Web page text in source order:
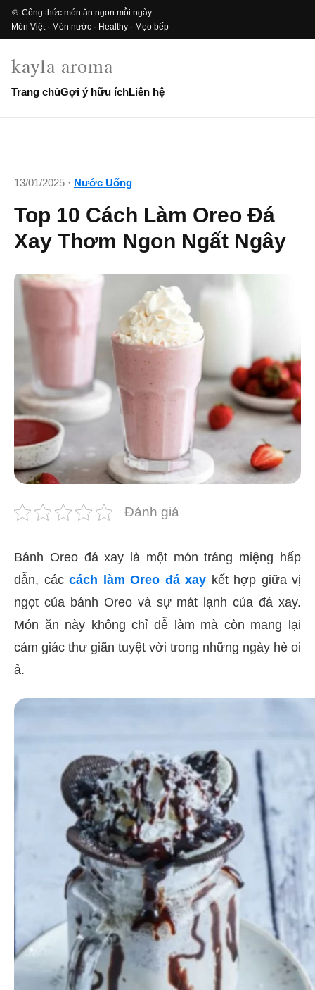
🍲 Công thức món ăn ngon mỗi ngày
Món Việt · Món nước · Healthy · Mẹo bếp
kayla aroma
Trang chủGợi ý hữu íchLiên hệ
13/01/2025 · Nước Uống
Top 10 Cách Làm Oreo Đá
Xay Thơm Ngon Ngất Ngây
Đánh giá
Bánh Oreo đá xay là một món tráng miệng hấp
dẫn, các cách làm Oreo đá xay kết hợp giữa vị
ngọt của bánh Oreo và sự mát lạnh của đá xay.
Món ăn này không chỉ dễ làm mà còn mang lại
cảm giác thư giãn tuyệt vời trong những ngày hè oi
ả.